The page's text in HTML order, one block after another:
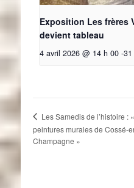
Exposition Les frères
devient tableau
4 avril 2026 @ 14 h 00 -
Les Samedis de l’histoire :
peintures murales de Cossé-
Champagne »